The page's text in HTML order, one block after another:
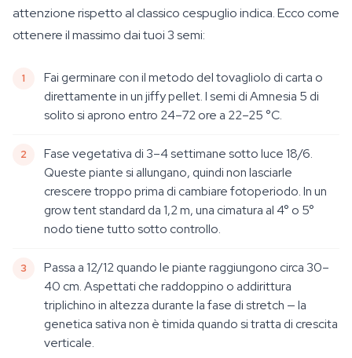
attenzione rispetto al classico cespuglio indica. Ecco come
ottenere il massimo dai tuoi 3 semi:
Fai germinare con il metodo del tovagliolo di carta o
direttamente in un jiffy pellet. I semi di Amnesia 5 di
solito si aprono entro 24–72 ore a 22–25 °C.
Fase vegetativa di 3–4 settimane sotto luce 18/6.
Queste piante si allungano, quindi non lasciarle
crescere troppo prima di cambiare fotoperiodo. In un
grow tent standard da 1,2 m, una cimatura al 4° o 5°
nodo tiene tutto sotto controllo.
Passa a 12/12 quando le piante raggiungono circa 30–
40 cm. Aspettati che raddoppino o addirittura
triplichino in altezza durante la fase di stretch — la
genetica sativa non è timida quando si tratta di crescita
verticale.